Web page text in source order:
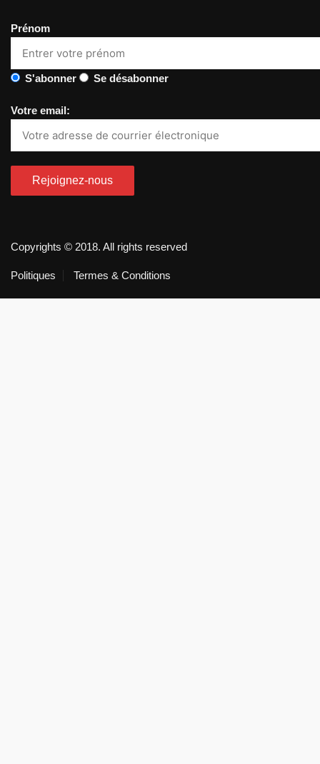
Prénom
S'abonner Se désabonner
Votre email:
Copyrights © 2018. All rights reserved
Politiques Termes & Conditions